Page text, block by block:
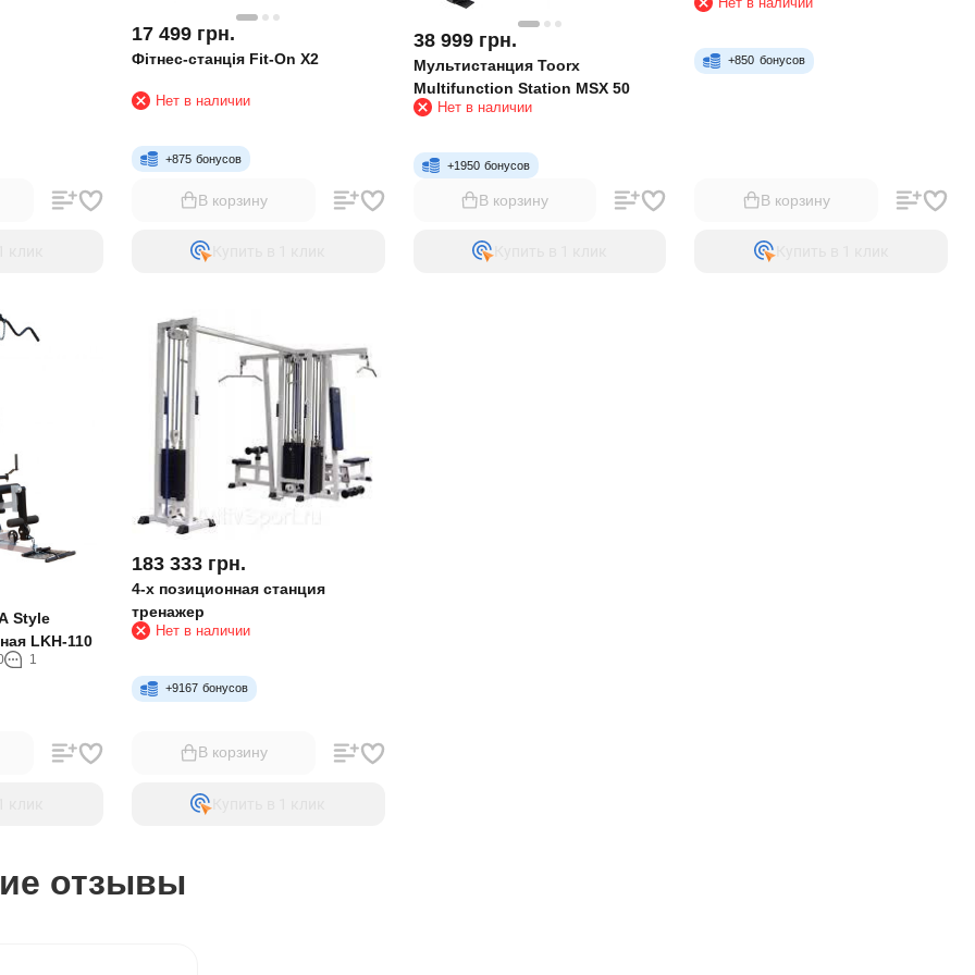
17 499 грн.
Фітнес-станція Fit-On X2
Нет в наличии
+875 бонусов
В корзину
38 999 грн.
Мультистанция Toorx
Multifunction Station MSX 50
Нет в наличии
+1950 бонусов
В корзину
Купить в 1 клик
+850 бонусов
В корзину
Купить в 1 клик
Style
LKH-110
1
183 333 грн.
4-х позиционная станция
тренажер
Нет в наличии
+9167 бонусов
В корзину
отзывы